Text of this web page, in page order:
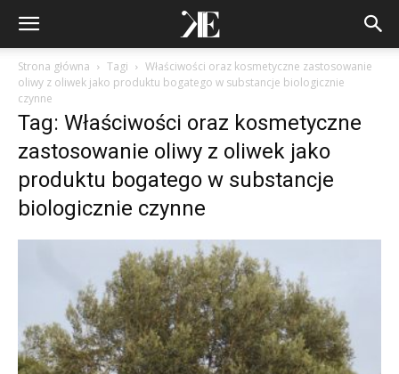
Strona główna Tagi
Właściwości oraz kosmetyczne zastosowanie
oliwy z oliwek jako produktu bogatego w substancje biologicznie
czynne
Tag: Właściwości oraz kosmetyczne
zastosowanie oliwy z oliwek jako
produktu bogatego w substancje
biologicznie czynne